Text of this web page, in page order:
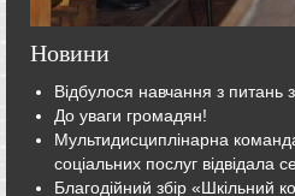
Новини
Відбулося навчання з питань
До уваги громадян!
Мультидисциплінарна
соціальних послуг відвідала
Благодійний збір «Шкільний